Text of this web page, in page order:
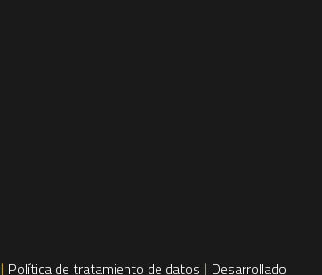
| Política de tratamiento de datos | Desarrollado